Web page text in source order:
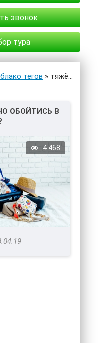
звонок
тура
тегов » тяжёлые вещи
ОБОЙТИСЬ В
4 468